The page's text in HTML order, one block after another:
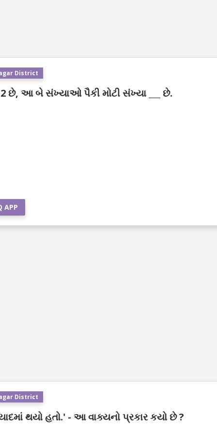
District
છે, આ બે સંખ્યાઓ પૈકી મોટી સંખ્યા ___ છે.
APP
District
થયો હતો.' - આ વાક્યનો પ્રકાર કયો છે ?